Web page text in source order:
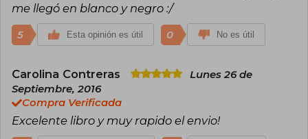
me llegó en blanco y negro :/
5 Esta opinión es útil 0 No es útil
Carolina Contreras
Lunes 26 de
Septiembre, 2016
Compra Verificada
Excelente libro y muy rapido el envio!